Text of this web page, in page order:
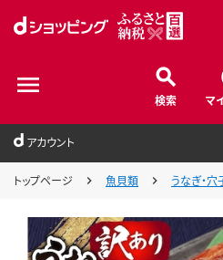
検索 マ
アカウント
トップページ 魚貝類 うなぎ・穴